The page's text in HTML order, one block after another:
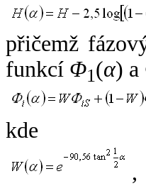
přičemž
funkcí Φ1(α) a
kde
,